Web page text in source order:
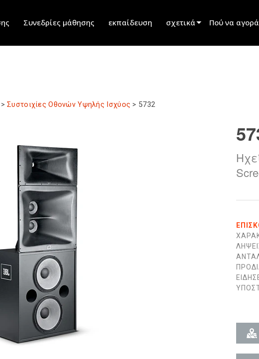
Συνεδρίες μάθησης εκπαίδευση σχετικά Πού να
>Συστοιχίες Οθονών Υψηλής Ισχύος > 5732